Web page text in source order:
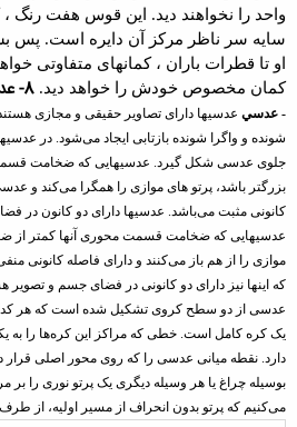
واحد را نخواهند دید. این قوس هفت رنگ
سایه سر ناظر مرکز آن دایره است. پس
او تا قطرات باران ، کمانهای متفاوتی
کمان مخصوص خودش را خواهد دید. 8- عدسي
- عدسي عدسیها دارای تصاویر حقیقی و مجازی
شونده و واگرا شونده بازتابی ایجاد می‌شود. در
جلوی عدسی شکل گیرد. عدسیهایی که ضخامت
بزرگتر باشد، پرتو های موازی را همگرا می‌کند و
کانونی مثبت می‌باشد. عدسیها دارای دو کانون در
عدسیهایی که ضخامت قسمت محوری آنها کمتر از
موازی را از هم باز می‌کنند و دارای فاصله کانونی
که اینها نیز دارای دو کانونی در فضای جسم و تصویر
عدسی از دو سطح کروی تشکیل شده است که هر
یک کره کامل است. خطی که مراکز این کره‌ها را به
دارد. نقطه میانی عدسی را که روی محور اصلی قرار
بوسیله چراغ یا هر وسیله دیگری یک پرتو نوری را بر
می‌کنیم که پرتو بدون انحراف از مسیر اولیه، از